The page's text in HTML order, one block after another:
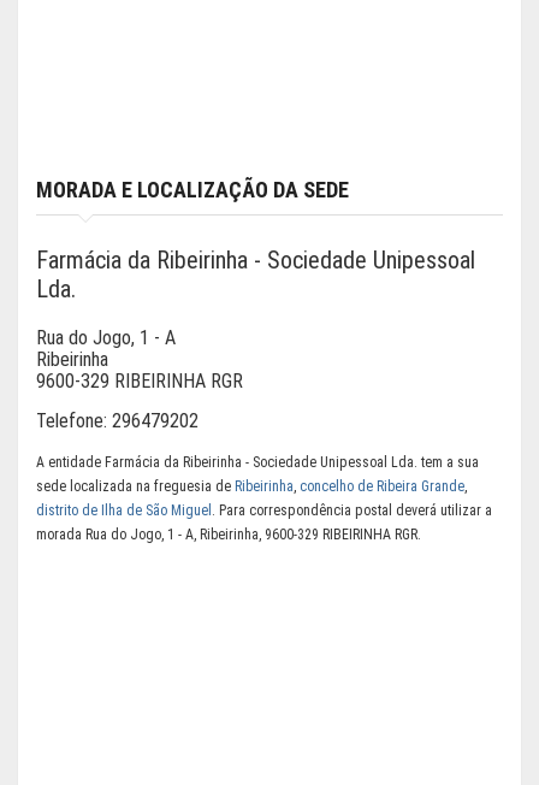
MORADA E LOCALIZAÇÃO DA SEDE
Farmácia da Ribeirinha - Sociedade Unipessoal
Lda.
Rua do Jogo, 1 - A
Ribeirinha
9600-329 RIBEIRINHA RGR
Telefone: 296479202
A entidade Farmácia da Ribeirinha - Sociedade Unipessoal Lda. tem a sua
sede localizada na freguesia de Ribeirinha, concelho de Ribeira Grande,
distrito de Ilha de São Miguel . Para correspondência postal deverá utilizar a
morada Rua do Jogo, 1 - A, Ribeirinha, 9600-329 RIBEIRINHA RGR.